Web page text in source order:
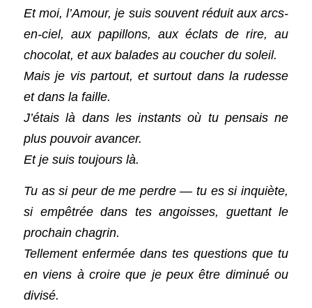
Et moi, l’Amour, je suis souvent réduit aux arcs-
en-ciel, aux papillons, aux éclats de rire, au
chocolat, et aux balades au coucher du soleil.
Mais je vis partout, et surtout dans la rudesse
et dans la faille.
J’étais là dans les instants où tu pensais ne
plus pouvoir avancer.
Et je suis toujours là.
Tu as si peur de me perdre — tu es si inquiète,
si empêtrée dans tes angoisses, guettant le
prochain chagrin.
Tellement enfermée dans tes questions que tu
en viens à croire que je peux être diminué ou
divisé.